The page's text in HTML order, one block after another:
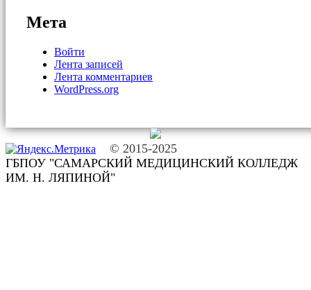
Мета
Войти
Лента записей
Лента комментариев
WordPress.org
© 2015-2025
ГБПОУ "САМАРСКИЙ МЕДИЦИНСКИЙ КОЛЛЕДЖ
ИМ. Н. ЛЯПИНОЙ"